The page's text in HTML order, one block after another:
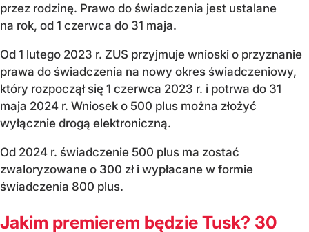
przez rodzinę. Prawo do świadczenia jest ustalane
na rok, od 1 czerwca do 31 maja.
Od 1 lutego 2023 r. ZUS przyjmuje wnioski o przyznanie
prawa do świadczenia na nowy okres świadczeniowy,
który rozpoczął się 1 czerwca 2023 r. i potrwa do 31
maja 2024 r. Wniosek o 500 plus można złożyć
wyłącznie drogą elektroniczną.
Od 2024 r. świadczenie 500 plus ma zostać
zwaloryzowane o 300 zł i wypłacane w formie
świadczenia 800 plus.
Jakim premierem będzie Tusk? 30